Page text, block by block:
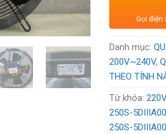
:
Voltage:
Gọi điện
Danh mục:
200V~240V,
THEO TÍNH
Từ khóa:220V
250S-
250S-